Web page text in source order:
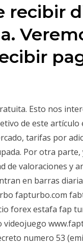
recibir
Esto nos
de este artículo
tarifas por
Por otra parte,
de valoraciones y
en barras
fapturbo.com
forex estafa fap
numero 53